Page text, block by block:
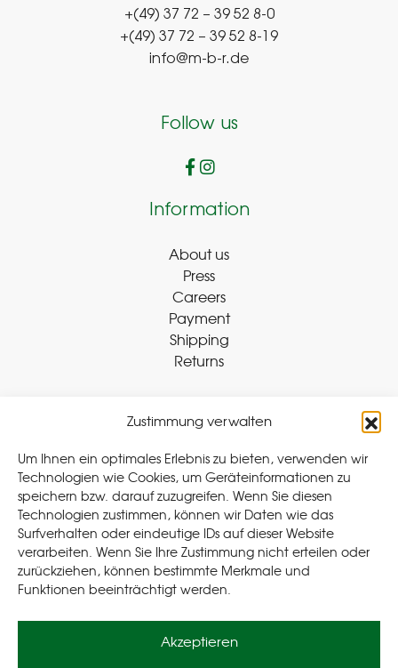
Zustimmung verwalten
Um Ihnen ein optimales Erlebnis zu bieten, verwenden wir
Technologien wie Cookies, um Geräteinformationen zu
speichern bzw. darauf zuzugreifen. Wenn Sie diesen
Technologien zustimmen, können wir Daten wie das
Surfverhalten oder eindeutige IDs auf dieser Website
verarbeiten. Wenn Sie Ihre Zustimmung nicht erteilen oder
zurückziehen, können bestimmte Merkmale und
Funktionen beeinträchtigt werden.
Akzeptieren
+(49) 37 72 – 39 52 8-0
+(49) 37 72 – 39 52 8-19
info@m-b-r.de
Follow us
Information
About us
Press
Careers
Payment
Shipping
Returns
Withdraw Contract
Legal
Privacy Policy
Cookie Policy (EU)
Terms & Conditions